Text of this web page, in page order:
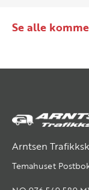
Se alle
Arntsen
Temahuset